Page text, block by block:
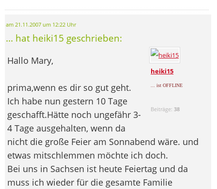
am 21.11.2007 um 12:22 Uhr
... hat heiki15 geschrieben:
heiki15
... ist OFFLINE
Beiträge:38
Hallo Mary,
prima,wenn es dir so gut geht.
Ich habe nun gestern 10 Tage
geschafft.Hätte noch ungefähr 3-
4 Tage ausgehalten, wenn da
nicht die große Feier am Sonnabend wäre. und
etwas mitschlemmen möchte ich doch.
Bei uns in Sachsen ist heute Feiertag und da
muss ich wieder für die gesamte Familie